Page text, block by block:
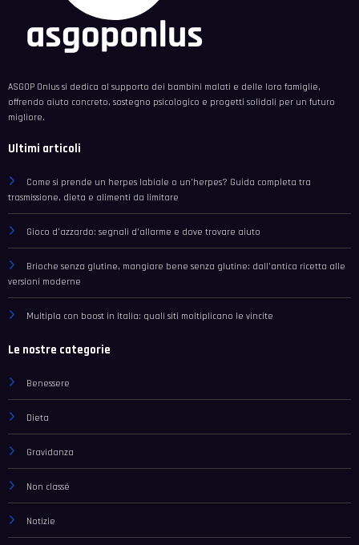
ASGOP Onlus si dedica al supporto dei bambini malati e delle loro famiglie,
offrendo aiuto concreto, sostegno psicologico e progetti solidali per un futuro
migliore.
Ultimi articoli
Come si prende un herpes labiale o un’herpes? Guida completa tra
trasmissione, dieta e alimenti da limitare
Gioco d’azzardo: segnali d’allarme e dove trovare aiuto
Brioche senza glutine, mangiare bene senza glutine: dall’antica ricetta alle
versioni moderne
Multipla con boost in Italia: quali siti moltiplicano le vincite
Le nostre categorie
Benessere
Dieta
Gravidanza
Non classé
Notizie